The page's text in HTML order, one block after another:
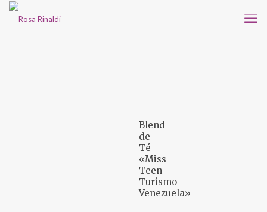
Blend
de
Té
«Miss
Teen
Turismo
Venezuela»